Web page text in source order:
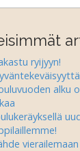
ryijyyn!
alku